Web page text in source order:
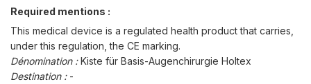
Required mentions :
This medical device is a regulated health product that carries,
under this regulation, the CE marking.
Dénomination :Kiste für Basis-Augenchirurgie Holtex
Destination : -